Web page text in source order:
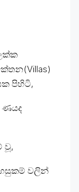
පිහිටි,
ණයද
වූ,
වලින්